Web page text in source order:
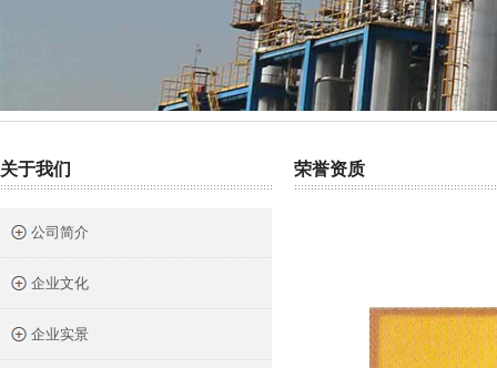
针型阀 二阀组 三阀组 气源球阀
关于我们
公司简介
企业文化
企业实景
荣誉资质